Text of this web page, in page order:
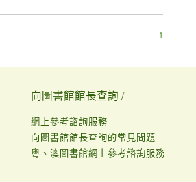
1
向圖書館館長查詢 /
網上參考諮詢服務
向圖書館館長查詢的常見問題
粵、澳圖書館網上參考諮詢服務